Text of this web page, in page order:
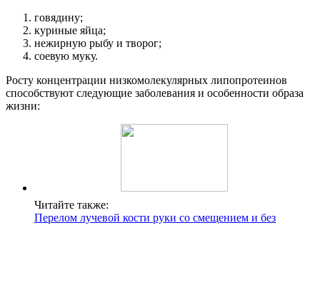
говядину;
куриные яйца;
нежирную рыбу и творог;
соевую муку.
Росту концентрации низкомолекулярных липопротеинов
способствуют следующие заболевания и особенности образа
жизни:
Читайте также:
Перелом лучевой кости руки со смещением и без